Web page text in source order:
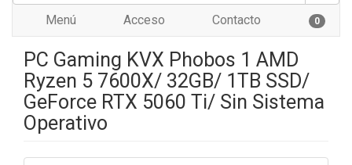
Menú Acceso Contacto 0
PC Gaming KVX Phobos 1 AMD
Ryzen 5 7600X/ 32GB/ 1TB SSD/
GeForce RTX 5060 Ti/ Sin Sistema
Operativo